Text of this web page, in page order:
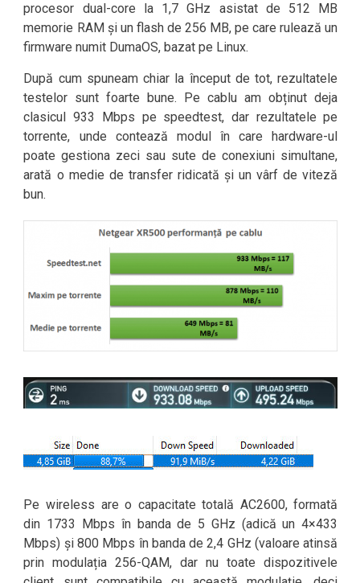
procesor dual-core la 1,7 GHz asistat de 512 MB
memorie RAM și un flash de 256 MB, pe care rulează un
firmware numit DumaOS, bazat pe Linux.
După cum spuneam chiar la început de tot, rezultatele
testelor sunt foarte bune. Pe cablu am obținut deja
clasicul 933 Mbps pe speedtest, dar rezultatele pe
torrente, unde contează modul în care hardware-ul
poate gestiona zeci sau sute de conexiuni simultane,
arată o medie de transfer ridicată și un vârf de viteză
bun.
Pe wireless are o capacitate totală AC2600, formată
din 1733 Mbps în banda de 5 GHz (adică un 4×433
Mbps) și 800 Mbps în banda de 2,4 GHz (valoare atinsă
prin modulația 256-QAM, dar nu toate dispozitivele